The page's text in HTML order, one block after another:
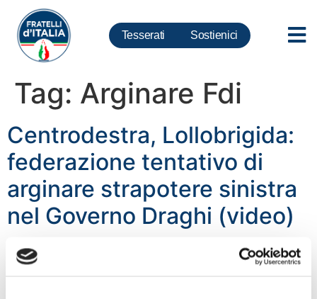
Tesserati Sostienici
Tag: Arginare Fdi
Centrodestra, Lollobrigida:
federazione tentativo di
arginare strapotere sinistra
nel Governo Draghi (video)